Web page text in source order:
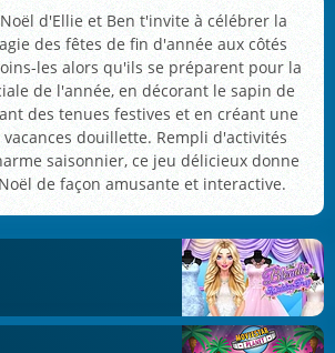
d'Ellie et Ben t'invite à célébrer la
des fêtes de fin d'année aux côtés
les alors qu'ils se préparent pour la
de l'année, en décorant le sapin de
des tenues festives et en créant une
douillette. Rempli d'activités
saisonnier, ce jeu délicieux donne
de façon amusante et interactive.